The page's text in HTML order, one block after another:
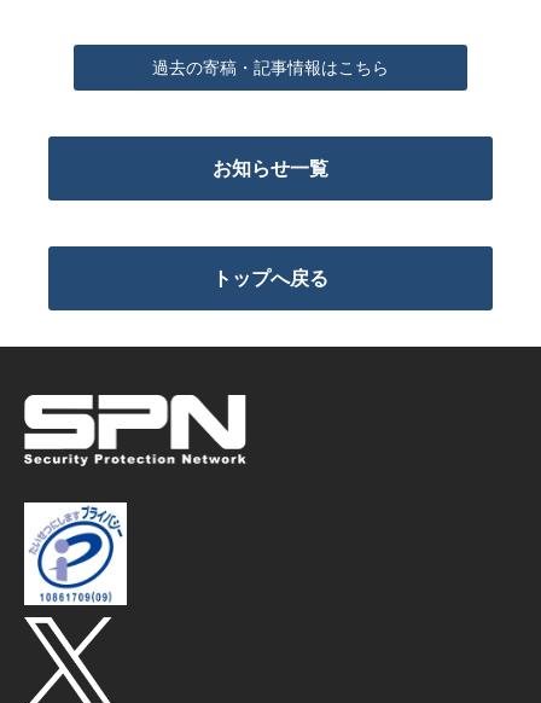
過去の寄稿・記事情報はこちら
お知らせ一覧
トップへ戻る